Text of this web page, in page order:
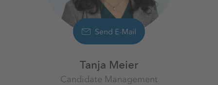
Send E-Mail
Tanja Meier
Candidate Management